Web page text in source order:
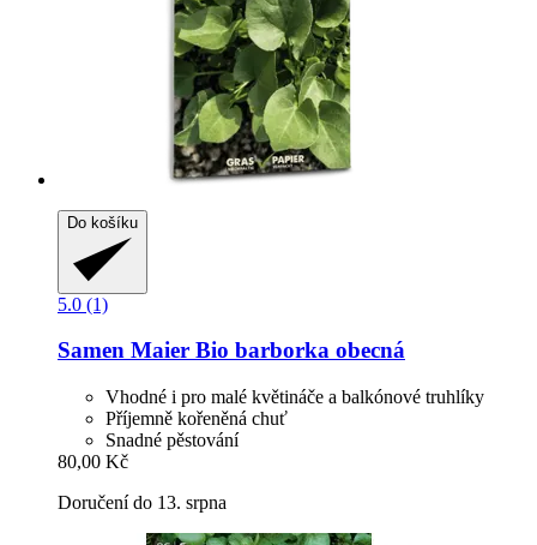
Do košíku
5.0 (1)
Samen Maier Bio barborka obecná
Vhodné i pro malé květináče a balkónové truhlíky
Příjemně kořeněná chuť
Snadné pěstování
80,00 Kč
Doručení do 13. srpna